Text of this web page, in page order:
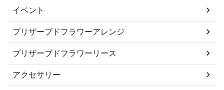
イベント
プリザーブドフラワーアレンジ
プリザーブドフラワーリース
アクセサリー